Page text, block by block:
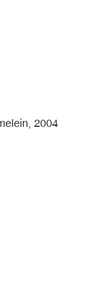
2004